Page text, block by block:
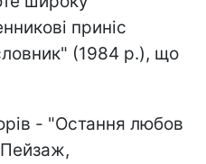
приніс
(1984 р.), що
- "Остання любов